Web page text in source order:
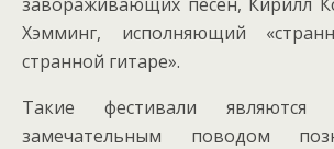
Хэмминг, исполняющий
странной гитаре».
Такие фестивали являются
замечательным поводом